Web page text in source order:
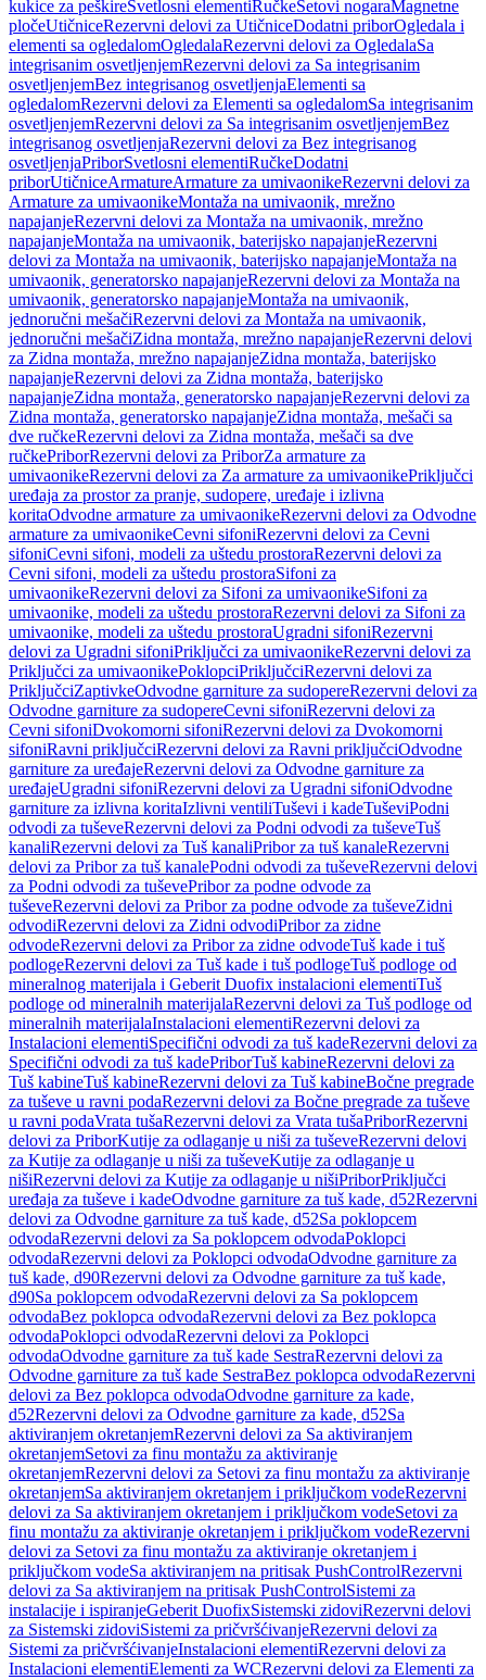
kukice za peškireSvetlosni elementiRučkeSetovi nogaraMagnetne
pločeUtičniceRezervni delovi za UtičniceDodatni priborOgledala i
elementi sa ogledalomOgledalaRezervni delovi za OgledalaSa
integrisanim osvetljenjemRezervni delovi za Sa integrisanim
osvetljenjemBez integrisanog osvetljenjaElementi sa
ogledalomRezervni delovi za Elementi sa ogledalomSa integrisanim
osvetljenjemRezervni delovi za Sa integrisanim osvetljenjemBez
integrisanog osvetljenjaRezervni delovi za Bez integrisanog
osvetljenjaPriborSvetlosni elementiRučkeDodatni
priborUtičniceArmatureArmature za umivaonikeRezervni delovi za
Armature za umivaonikeMontaža na umivaonik, mrežno
napajanjeRezervni delovi za Montaža na umivaonik, mrežno
napajanjeMontaža na umivaonik, baterijsko napajanjeRezervni
delovi za Montaža na umivaonik, baterijsko napajanjeMontaža na
umivaonik, generatorsko napajanjeRezervni delovi za Montaža na
umivaonik, generatorsko napajanjeMontaža na umivaonik,
jednoručni mešačiRezervni delovi za Montaža na umivaonik,
jednoručni mešačiZidna montaža, mrežno napajanjeRezervni delovi
za Zidna montaža, mrežno napajanjeZidna montaža, baterijsko
napajanjeRezervni delovi za Zidna montaža, baterijsko
napajanjeZidna montaža, generatorsko napajanjeRezervni delovi za
Zidna montaža, generatorsko napajanjeZidna montaža, mešači sa
dve ručkeRezervni delovi za Zidna montaža, mešači sa dve
ručkePriborRezervni delovi za PriborZa armature za
umivaonikeRezervni delovi za Za armature za umivaonikePriključci
uređaja za prostor za pranje, sudopere, uređaje i izlivna
koritaOdvodne armature za umivaonikeRezervni delovi za Odvodne
armature za umivaonikeCevni sifoniRezervni delovi za Cevni
sifoniCevni sifoni, modeli za uštedu prostoraRezervni delovi za
Cevni sifoni, modeli za uštedu prostoraSifoni za
umivaonikeRezervni delovi za Sifoni za umivaonikeSifoni za
umivaonike, modeli za uštedu prostoraRezervni delovi za Sifoni za
umivaonike, modeli za uštedu prostoraUgradni sifoniRezervni
delovi za Ugradni sifoniPriključci za umivaonikeRezervni delovi za
Priključci za umivaonikePoklopciPriključciRezervni delovi za
PriključciZaptivkeOdvodne garniture za sudopereRezervni delovi za
Odvodne garniture za sudopereCevni sifoniRezervni delovi za
Cevni sifoniDvokomorni sifoniRezervni delovi za Dvokomorni
sifoniRavni priključciRezervni delovi za Ravni priključciOdvodne
garniture za uređajeRezervni delovi za Odvodne garniture za
uređajeUgradni sifoniRezervni delovi za Ugradni sifoniOdvodne
garniture za izlivna koritaIzlivni ventiliTuševi i kadeTuševiPodni
odvodi za tuševeRezervni delovi za Podni odvodi za tuševeTuš
kanaliRezervni delovi za Tuš kanaliPribor za tuš kanaleRezervni
delovi za Pribor za tuš kanalePodni odvodi za tuševeRezervni delovi
za Podni odvodi za tuševePribor za podne odvode za
tuševeRezervni delovi za Pribor za podne odvode za tuševeZidni
odvodiRezervni delovi za Zidni odvodiPribor za zidne
odvodeRezervni delovi za Pribor za zidne odvodeTuš kade i tuš
podlogeRezervni delovi za Tuš kade i tuš podlogeTuš podloge od
mineralnog materijala i Geberit Duofix instalacioni elementiTuš
podloge od mineralnih materijalaRezervni delovi za Tuš podloge od
mineralnih materijalaInstalacioni elementiRezervni delovi za
Instalacioni elementiSpecifični odvodi za tuš kadeRezervni delovi za
Specifični odvodi za tuš kadePriborTuš kabineRezervni delovi za
Tuš kabineTuš kabineRezervni delovi za Tuš kabineBočne pregrade
za tuševe u ravni podaRezervni delovi za Bočne pregrade za tuševe
u ravni podaVrata tušaRezervni delovi za Vrata tušaPriborRezervni
delovi za PriborKutije za odlaganje u niši za tuševeRezervni delovi
za Kutije za odlaganje u niši za tuševeKutije za odlaganje u
nišiRezervni delovi za Kutije za odlaganje u nišiPriborPriključci
uređaja za tuševe i kadeOdvodne garniture za tuš kade, d52Rezervni
delovi za Odvodne garniture za tuš kade, d52Sa poklopcem
odvodaRezervni delovi za Sa poklopcem odvodaPoklopci
odvodaRezervni delovi za Poklopci odvodaOdvodne garniture za
tuš kade, d90Rezervni delovi za Odvodne garniture za tuš kade,
d90Sa poklopcem odvodaRezervni delovi za Sa poklopcem
odvodaBez poklopca odvodaRezervni delovi za Bez poklopca
odvodaPoklopci odvodaRezervni delovi za Poklopci
odvodaOdvodne garniture za tuš kade SestraRezervni delovi za
Odvodne garniture za tuš kade SestraBez poklopca odvodaRezervni
delovi za Bez poklopca odvodaOdvodne garniture za kade,
d52Rezervni delovi za Odvodne garniture za kade, d52Sa
aktiviranjem okretanjemRezervni delovi za Sa aktiviranjem
okretanjemSetovi za finu montažu za aktiviranje
okretanjemRezervni delovi za Setovi za finu montažu za aktiviranje
okretanjemSa aktiviranjem okretanjem i priključkom vodeRezervni
delovi za Sa aktiviranjem okretanjem i priključkom vodeSetovi za
finu montažu za aktiviranje okretanjem i priključkom vodeRezervni
delovi za Setovi za finu montažu za aktiviranje okretanjem i
priključkom vodeSa aktiviranjem na pritisak PushControlRezervni
delovi za Sa aktiviranjem na pritisak PushControlSistemi za
instalacije i ispiranjeGeberit DuofixSistemski zidoviRezervni delovi
za Sistemski zidoviSistemi za pričvršćivanjeRezervni delovi za
Sistemi za pričvršćivanjeInstalacioni elementiRezervni delovi za
Instalacioni elementiElementi za WCRezervni delovi za Elementi za